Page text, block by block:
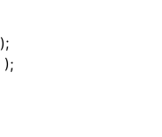
);
);